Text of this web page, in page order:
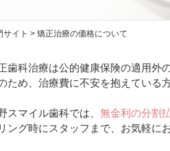
イト > 矯正治療の価格について
歯科治療は公的健康保険の適用外
ため、治療費に不安を抱えている
スマイル歯科では、 無金利の分割
ング時にスタッフまで、お気軽に